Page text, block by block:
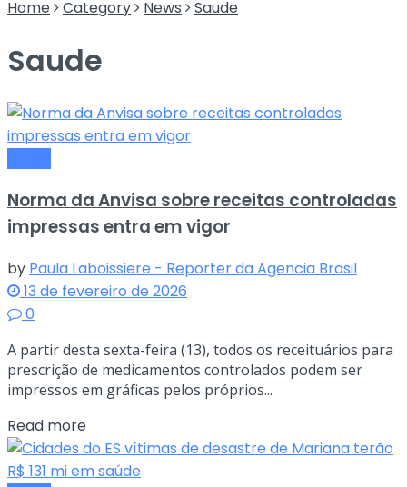
Home Category News Saude
Saude
Norma da Anvisa sobre receitas controladas
impressas entra em vigor
by Paula Laboissiere - Reporter da Agencia Brasil
13 de fevereiro de 2026
0
A partir desta sexta-feira (13), todos os receituários para
prescrição de medicamentos controlados podem ser
impressos em gráficas pelos próprios...
Read more